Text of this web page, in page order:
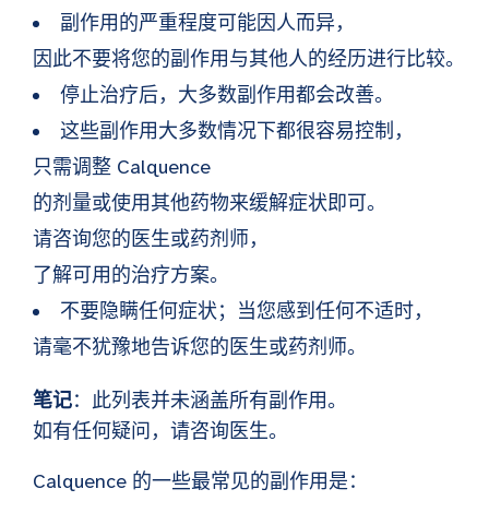
副作用的严重程度可能因人而异，
因此不要将您的副作用与其他人的经历进行比较。
停止治疗后，大多数副作用都会改善。
这些副作用大多数情况下都很容易控制，
只需调整 Calquence
的剂量或使用其他药物来缓解症状即可。
请咨询您的医生或药剂师，
了解可用的治疗方案。
不要隐瞒任何症状；当您感到任何不适时，
请毫不犹豫地告诉您的医生或药剂师。
笔记：此列表并未涵盖所有副作用。
如有任何疑问，请咨询医生。
Calquence 的一些最常见的副作用是：